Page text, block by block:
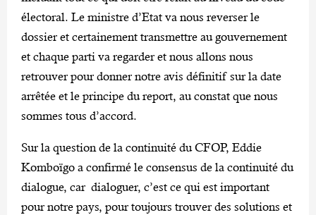
électoral. Le ministre d’Etat va nous reverser le
dossier et certainement transmettre au gouvernement
et chaque parti va regarder et nous allons nous
retrouver pour donner notre avis définitif sur la date
arrêtée et le principe du report, au constat que nous
sommes tous d’accord.
Sur la question de la continuité du CFOP, Eddie
Komboïgo a confirmé le consensus de la continuité du
dialogue, car dialoguer, c’est ce qui est important
pour notre pays, pour toujours trouver des solutions et